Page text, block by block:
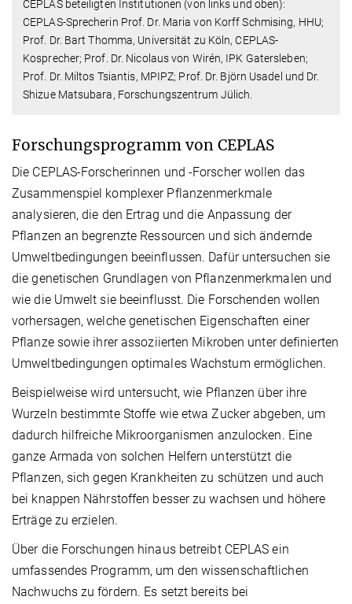
CEPLAS beteiligten Institutionen (von links und oben):
CEPLAS-Sprecherin Prof. Dr. Maria von Korff Schmising, HHU;
Prof. Dr. Bart Thomma, Universität zu Köln, CEPLAS-
Kosprecher; Prof. Dr. Nicolaus von Wirén, IPK Gatersleben;
Prof. Dr. Miltos Tsiantis, MPIPZ; Prof. Dr. Björn Usadel und Dr.
Shizue Matsubara, Forschungszentrum Jülich.
Forschungsprogramm von CEPLAS
Die CEPLAS-Forscherinnen und -Forscher wollen das
Zusammenspiel komplexer Pflanzenmerkmale
analysieren, die den Ertrag und die Anpassung der
Pflanzen an begrenzte Ressourcen und sich ändernde
Umweltbedingungen beeinflussen. Dafür untersuchen sie
die genetischen Grundlagen von Pflanzenmerkmalen und
wie die Umwelt sie beeinflusst. Die Forschenden wollen
vorhersagen, welche genetischen Eigenschaften einer
Pflanze sowie ihrer assoziierten Mikroben unter definierten
Umweltbedingungen optimales Wachstum ermöglichen.
Beispielweise wird untersucht, wie Pflanzen über ihre
Wurzeln bestimmte Stoffe wie etwa Zucker abgeben, um
dadurch hilfreiche Mikroorganismen anzulocken. Eine
ganze Armada von solchen Helfern unterstützt die
Pflanzen, sich gegen Krankheiten zu schützen und auch
bei knappen Nährstoffen besser zu wachsen und höhere
Erträge zu erzielen.
Über die Forschungen hinaus betreibt CEPLAS ein
umfassendes Programm, um den wissenschaftlichen
Nachwuchs zu fördern. Es setzt bereits bei